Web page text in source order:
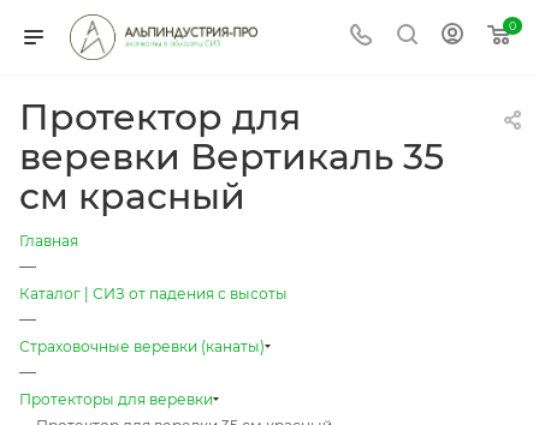
0
Протектор для
веревки Вертикаль 35
см красный
Главная
—
Каталог | СИЗ от падения с высоты
—
Страховочные веревки (канаты)
—
Протекторы для веревки